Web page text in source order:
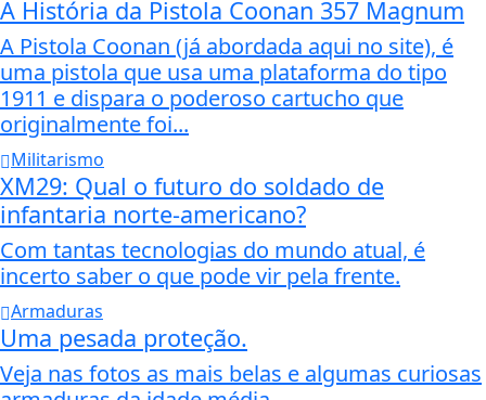
A História da Pistola Coonan 357 Magnum
A Pistola Coonan (já abordada aqui no site), é
uma pistola que usa uma plataforma do tipo
1911 e dispara o poderoso cartucho que
originalmente foi...
Militarismo
XM29: Qual o futuro do soldado de
infantaria norte-americano?
Com tantas tecnologias do mundo atual, é
incerto saber o que pode vir pela frente.
Armaduras
Uma pesada proteção.
Veja nas fotos as mais belas e algumas curiosas